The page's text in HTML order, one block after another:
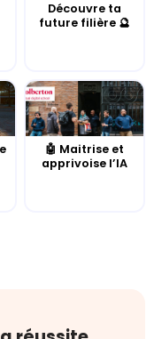
Découvre ta
future filière 🔮
🤖 Maitrise et
apprivoise l’IA